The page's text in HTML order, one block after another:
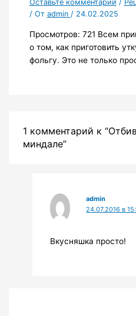
Оставьте комментарий /
/ От admin / 24.02.2025
Просмотров: 721 Всем
о том, как приготовить
фольгу. Это не только
1 комментарий к
миндале”
admin
24.07.2016 в
Вкусняшка просто!